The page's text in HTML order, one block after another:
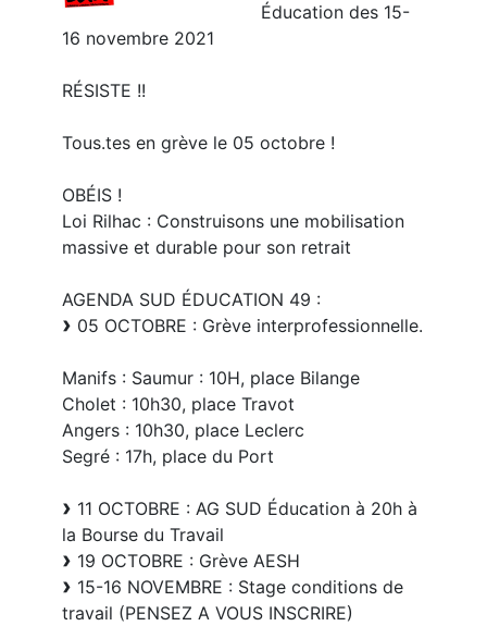
Éducation des 15-
16 novembre 2021
RÉSISTE !!
Tous.tes en grève le 05 octobre !
OBÉIS !
Loi Rilhac : Construisons une mobilisation
massive et durable pour son retrait
AGENDA SUD ÉDUCATION 49 :
05 OCTOBRE : Grève interprofessionnelle.
Manifs : Saumur : 10H, place Bilange
Cholet : 10h30, place Travot
Angers : 10h30, place Leclerc
Segré : 17h, place du Port
11 OCTOBRE : AG SUD Éducation à 20h à
la Bourse du Travail
19 OCTOBRE : Grève AESH
15-16 NOVEMBRE : Stage conditions de
travail (PENSEZ A VOUS INSCRIRE)